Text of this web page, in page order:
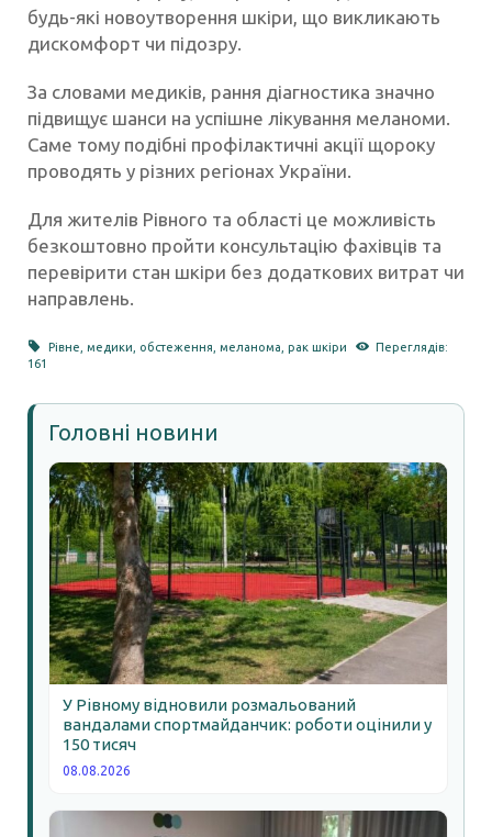
будь-які новоутворення шкіри, що викликають
дискомфорт чи підозру.
За словами медиків, рання діагностика значно
підвищує шанси на успішне лікування меланоми.
Саме тому подібні профілактичні акції щороку
проводять у різних регіонах України.
Для жителів Рівного та області це можливість
безкоштовно пройти консультацію фахівців та
перевірити стан шкіри без додаткових витрат чи
направлень.
Рівне ,медики обстеження ,меланома ,рак шкіри
Переглядів:
161
Головні новини
У Рівному відновили розмальований
вандалами спортмайданчик: роботи оцінили у
150 тисяч
08.08.2026